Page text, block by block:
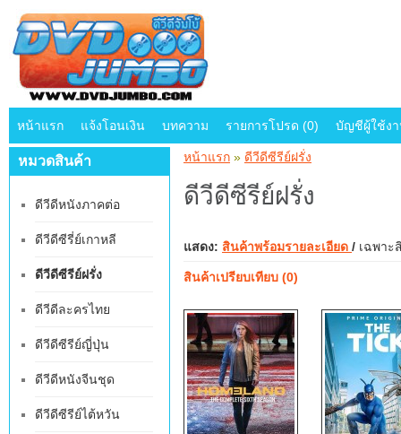
หน้าแรก แจ้งโอนเงิน บทความ รายการโปรด (0) บัญชีผู้ใช้ง
หมวดสินค้า
ดีวีดีหนังภาคต่อ
ดีวีดีซีรี่ย์เกาหลี
ดีวีดีซีรีย์ฝรั่ง
ดีวีดีละครไทย
ดีวีดีซีรีย์ญี่ปุ่น
ดีวีดีหนังจีนชุด
ดีวีดีซีรีย์ไต้หวัน
หน้าแรก » ดีวีดีซีรีย์ฝรั่ง
ดีวีดีซีรีย์ฝรั่ง
แสดง: สินค้าพร้อมรายละเอียด / เฉพาะ
สินค้าเปรียบเทียบ (0)